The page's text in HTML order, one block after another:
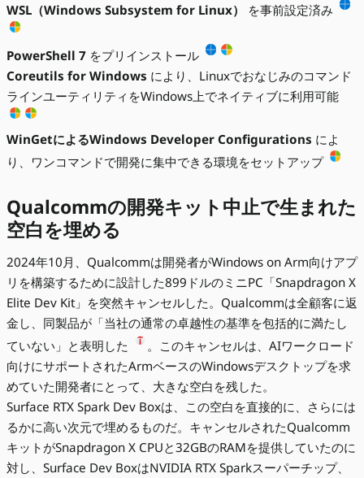
WSL（Windows Subsystem for Linux）
を事前設定済み
PowerShell 7 をプリインストール
Coreutils for Windows により、Linuxでおなじみのコマンド
ラインユーティリティをWindows上でネイティブに利用可能
WinGetによるWindows Developer Configurations によ
り、ワンコマンドで開発に集中できる環境をセットアップ
Qualcommの開発キット中止で生まれた
空白を埋める
2024年10月、Qualcommは開発者がWindows on Arm向けアプ
リを構築するために設計した899ドルのミニPC「Snapdragon X
Elite Dev Kit」を突然キャンセルした。Qualcommは全顧客に返
金し、同製品が「当社の通常の卓越性の基準を包括的に満たし
ていない」と表明した
。このキャンセルは、AIワークロード
向けにサポートされたArmベースのWindowsデスクトップを求
めていた開発者にとって、大きな空白を残した。
Surface RTX Spark Dev Boxは、この空白を直接的に、さらには
るかに高い次元で埋めるものだ。キャンセルされたQualcomm
キットがSnapdragon X CPUと32GBのRAMを提供していたのに
対し、Surface Dev BoxはNVIDIA RTX Sparkスーパーチップ、